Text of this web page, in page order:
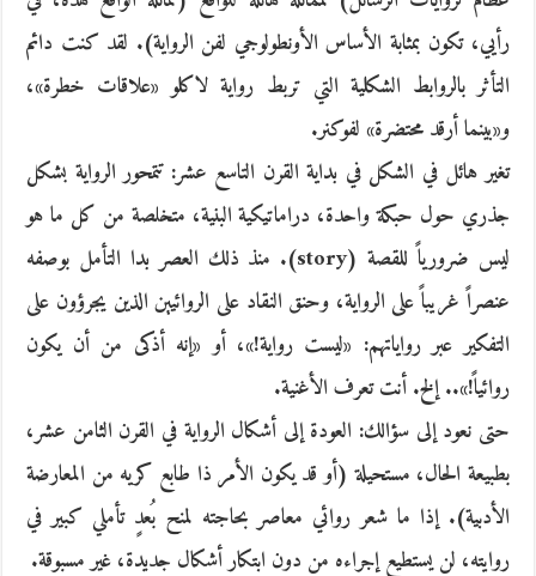
رأيي، تكون بمثابة الأساس الأونطولوجي لفن الرواية). لقد كنت دائم
التأثر بالروابط الشكلية التي تربط رواية لاكلو «علاقات خطرة»،
و«بينما أرقد محتضرة» لفوكنر.
تغير هائل في الشكل في بداية القرن التاسع عشر: تتمحور الرواية بشكل
جذري حول حبكة واحدة، دراماتيكية البنية، متخلصة من كل ما هو
ليس ضرورياً للقصة (story). منذ ذلك العصر بدا التأمل بوصفه
عنصراً غريباً على الرواية، وحنق النقاد على الروائيين الذين يجرؤون على
التفكير عبر رواياتهم: «ليست رواية!»، أو «إنه أذكى من أن يكون
روائياً!».. إلخ. أنت تعرف الأغنية.
حتى نعود إلى سؤالك: العودة إلى أشكال الرواية في القرن الثامن عشر،
بطبيعة الحال، مستحيلة (أو قد يكون الأمر ذا طابع كريه من المعارضة
الأدبية). إذا ما شعر روائي معاصر بحاجته لمنح بُعدٍ تأملي كبير في
روايته، لن يستطيع إجراءه من دون ابتكار أشكال جديدة، غير مسبوقة.